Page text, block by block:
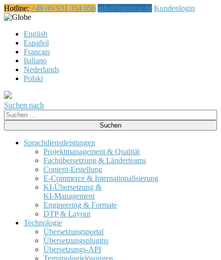
Hotline: +49 (0) 931 354 050 info@eurotext.de Kundenlogin
English
Español
Français
Italiano
Nederlands
Polski
Suchen nach
Suche
nach:
Sprachdienstleistungen
Projektmanagement & Qualität
Fachübersetzung & Länderteams
Content-Erstellung
E-Commerce & Internationalisierung
KI-Übersetzung &
KI-Management
Engineering & Formate
DTP & Layout
Technologie
Übersetzungsportal
Übersetzungsplugins
Übersetzungs-API
Terminologielösungen